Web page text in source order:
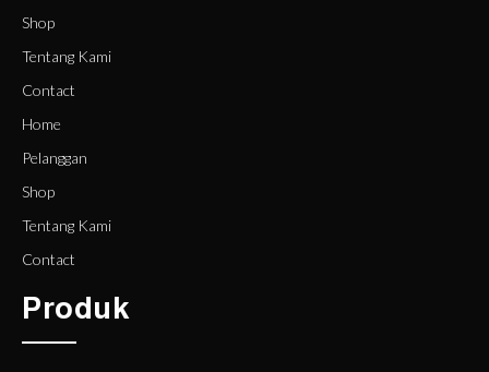
Shop
Tentang Kami
Contact
Home
Pelanggan
Shop
Tentang Kami
Contact
Produk